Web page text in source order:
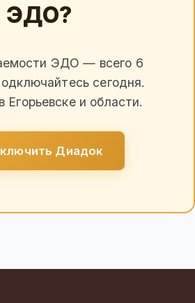
ЭДО?
ЭДО — всего 6
сегодня.
Егорьевске и области.
Диадок